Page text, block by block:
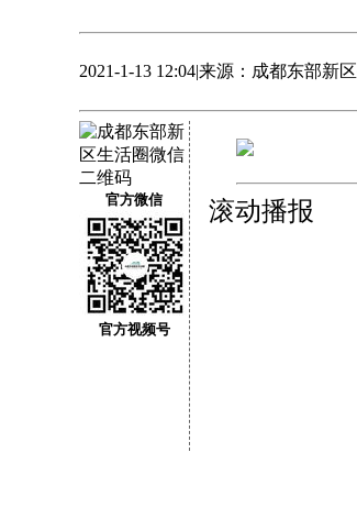
2021-1-13 12:04|来源：成都东部新
官方微信
官方视频号
滚动播报